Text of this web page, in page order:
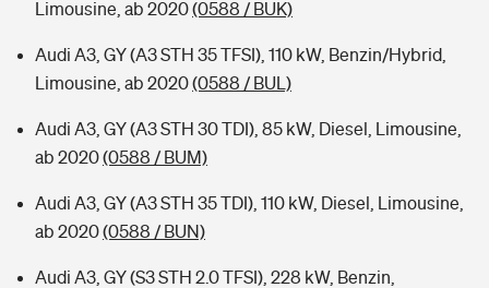
Limousine, ab 2020(0588 / BUK)
Audi A3, GY (A3 STH 35 TFSI), 110 kW, Benzin/Hybrid,
Limousine, ab 2020(0588 / BUL)
Audi A3, GY (A3 STH 30 TDI), 85 kW, Diesel, Limousine,
ab 2020(0588 / BUM)
Audi A3, GY (A3 STH 35 TDI), 110 kW, Diesel, Limousine,
ab 2020(0588 / BUN)
Audi A3, GY (S3 STH 2.0 TFSI), 228 kW, Benzin,